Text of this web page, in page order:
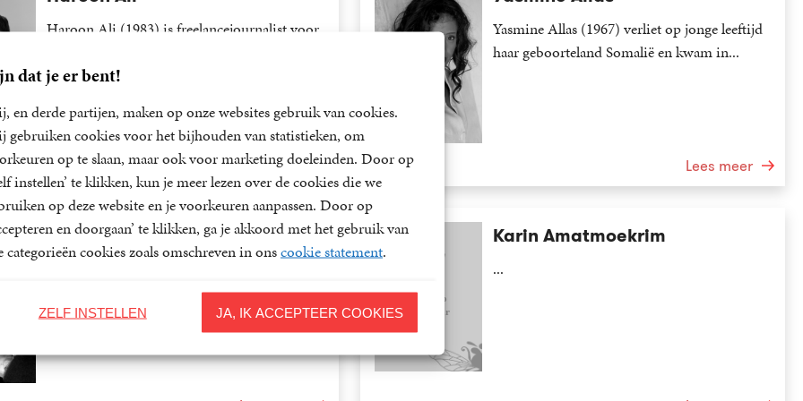
dat je er bent!
en derde partijen, maken op onze websites gebruik van cookies.
gebruiken cookies voor het bijhouden van statistieken, om
op te slaan, maar ook voor marketing doeleinden. Door op
instellen’ te klikken, kun je meer lezen over de cookies die we
op deze website en je voorkeuren aanpassen. Door op
en doorgaan’ te klikken, ga je akkoord met het gebruik van
categorieën cookies zoals omschreven in onscookie statement.
JA, IK ACCEPTEER COOKIES
ZELF INSTELLEN
Haroon Ali (1983) is freelancejournalist voor
Lees meer
Yasmine Allas (1967) verliet op jonge leeftijd
haar geboorteland Somalië en kwam in...
Lees meer
Ahmet Altan
schrijvers en journalisten van Turkije. Zijn...
Karin Amatmoekrim
...